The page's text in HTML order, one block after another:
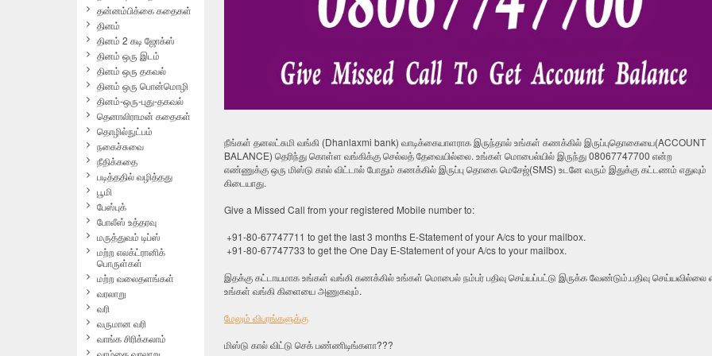
நீங்கள் தனலட்சுமி வங்கி (Dhanlaxmi bank) வாடிக்கையாளராக இருந்தால் உங்கள் கணக்கில் இருப்புதொகையை(ACCOUNT
BALANCE) தெரிந்து கொள்ள வங்கிக்கு செல்லத் தேவையில்லை. உங்கள் மொபைல்யில் இருந்து 08067747700 என்ற
எண்ணுக்கு ஒரு மிஸ்டு கால் விட்டால் போதும் கணக்கில் இருப்பு தொகை மெசேஜ்(SMS) உடனே வரும் இதுக்கு கட்டணம் எதுவும்
கிடையாது.
Give a Missed Call from your registered Mobile number to:
+91-80-67747711 to get the last 3 months E-Statement of your A/cs to your mailbox.
+91-80-67747733 to get the One Day E-Statement of your A/cs to your mailbox.
இதக்கு கட்டாயமாக உங்கள் வங்கி கணக்கில் உங்கள் மொபைல் நம்பர் பதிவு செய்யப்பட்டு இருக்க வேண்டும்.பதிவு செய்யவில்லை
உங்கள் வங்கி கிளையை அணுகவும்.
மேலும் விபரங்களுக்கு
மிஸ்டு கால் விட்டு செக் பண்ணிடிங்களா???
தன்னம்பிக்கை கதைகள்
தினம்
தினம் 2 கடி ஜோக்ஸ்
தினம் ஒரு இடம்
தினம் ஒரு தகவல்
தினம் ஒரு பொன்மொழி
தினம்-ஒரு-புது-தகவல்
தெனாலிராமன் கதைகள்
தொழில்நுட்பம்
நகைச்சுவை
நீதிக்கதை
படித்ததில் வழித்தது
பூமி
பேஸ்புக்
போலீஸ் உத்தரவு
மருத்துவம் டிப்ஸ்
மற்ற எலக்ட்ரானிக்
பொருள்கள்
மற்ற வலைதளங்கள்
வரலாறு
வரி
வருமான வரி
வாங்க சிரிக்கலாம்
வாழ்கை வரலாறு